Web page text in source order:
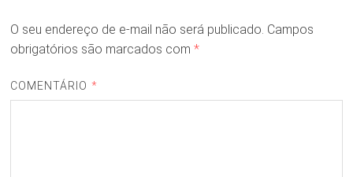
O seu endereço de e-mail não será publicado. Campos
obrigatórios são marcados com *
COMENTÁRIO *